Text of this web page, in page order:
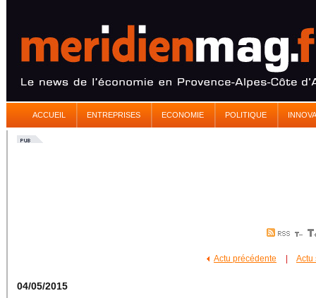
ACCUEIL ENTREPRISES ECONOMIE POLITIQUE
Actu précédente Actu
04/05/2015